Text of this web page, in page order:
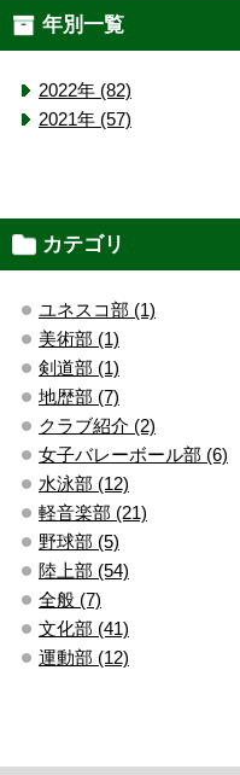
年別一覧
2022年 (82)
2021年 (57)
カテゴリ
ユネスコ部 (1)
美術部 (1)
剣道部 (1)
地歴部 (7)
クラブ紹介 (2)
女子バレーボール部 (6)
水泳部 (12)
軽音楽部 (21)
野球部 (5)
陸上部 (54)
全般 (7)
文化部 (41)
運動部 (12)